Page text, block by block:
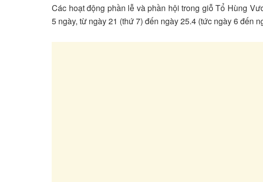
Các hoạt động phần lễ và phần hội trong giỗ Tổ Hùng
5 ngày, từ ngày 21 (thứ 7) đến ngày 25.4 (tức ngày 6 đến